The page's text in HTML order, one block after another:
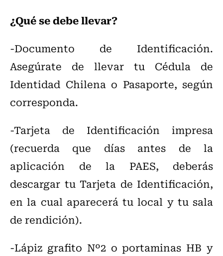
¿Qué se debe llevar?
-Documento de Identificación.
Asegúrate de llevar tu Cédula de
Identidad Chilena o Pasaporte, según
corresponda.
-Tarjeta de Identificación impresa
(recuerda que días antes de la
aplicación de la PAES, deberás
descargar tu Tarjeta de Identificación,
en la cual aparecerá tu local y tu sala
de rendición).
-Lápiz grafito Nº2 o portaminas HB y